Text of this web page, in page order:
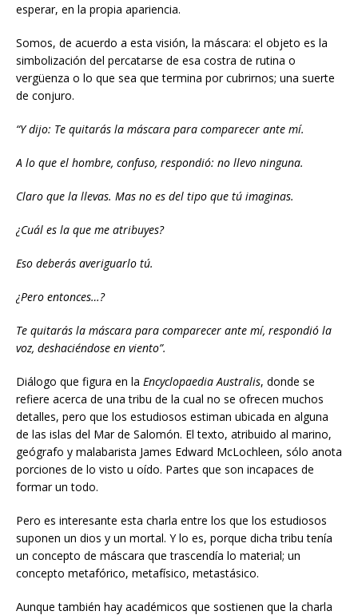
esperar, en la propia apariencia.
Somos, de acuerdo a esta visión, la máscara: el objeto es la
simbolización del percatarse de esa costra de rutina o
vergüenza o lo que sea que termina por cubrirnos; una suerte
de conjuro.
“Y dijo: Te quitarás la máscara para comparecer ante mí.
A lo que el hombre, confuso, respondió: no llevo ninguna.
Claro que la llevas. Mas no es del tipo que tú imaginas.
¿Cuál es la que me atribuyes?
Eso deberás averiguarlo tú.
¿Pero entonces…?
Te quitarás la máscara para comparecer ante mí, respondió la
voz, deshaciéndose en viento”.
Diálogo que figura en la Encyclopaedia Australis, donde se
refiere acerca de una tribu de la cual no se ofrecen muchos
detalles, pero que los estudiosos estiman ubicada en alguna
de las islas del Mar de Salomón. El texto, atribuido al marino,
geógrafo y malabarista James Edward McLochleen, sólo anota
porciones de lo visto u oído. Partes que son incapaces de
formar un todo.
Pero es interesante esta charla entre los que los estudiosos
suponen un dios y un mortal. Y lo es, porque dicha tribu tenía
un concepto de máscara que trascendía lo material; un
concepto metafórico, metafísico, metastásico.
Aunque también hay académicos que sostienen que la charla